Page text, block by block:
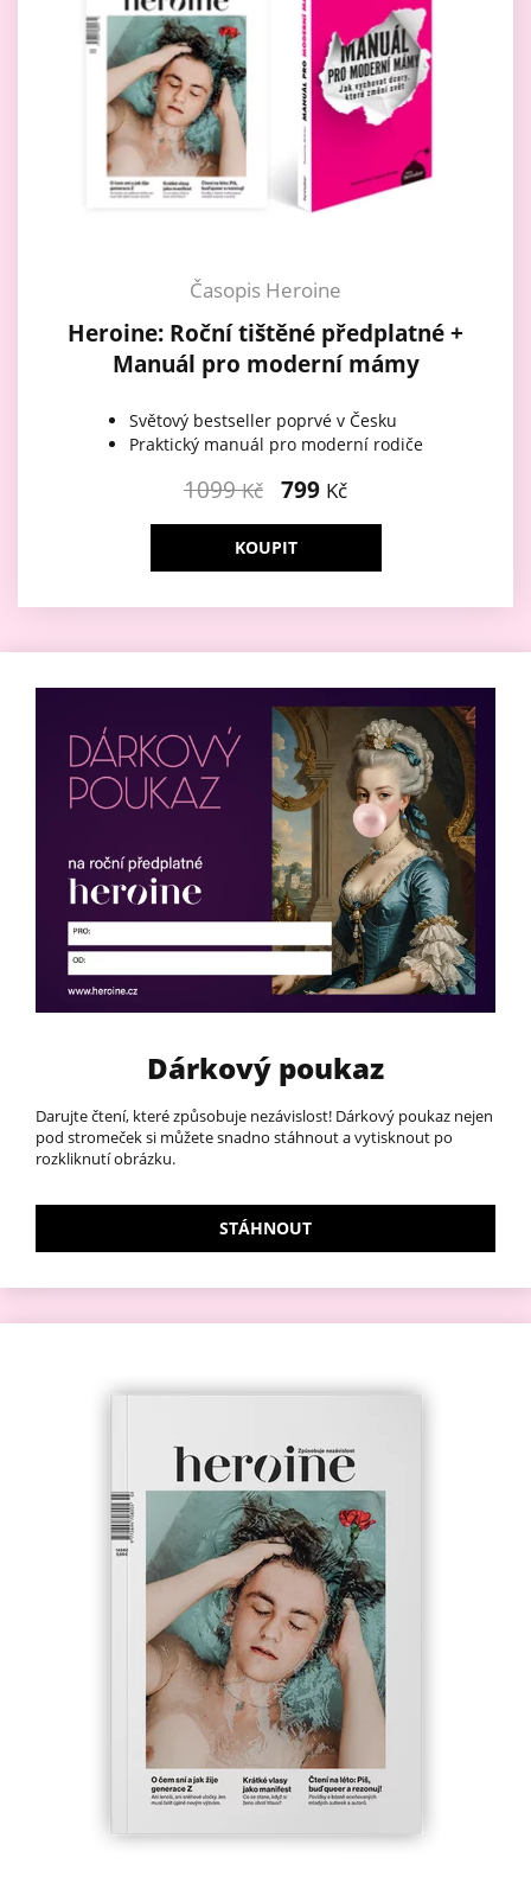
Časopis Heroine
Heroine: Roční tištěné předplatné +
Manuál pro moderní mámy
Světový bestseller poprvé v Česku
Praktický manuál pro moderní rodiče
1099Kč 799 Kč
KOUPIT
Dárkový poukaz
Darujte čtení, které způsobuje nezávislost! Dárkový poukaz nejen
pod stromeček si můžete snadno stáhnout a vytisknout po
rozkliknutí obrázku.
STÁHNOUT